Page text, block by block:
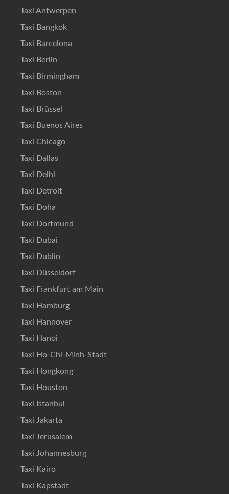
Taxi Antwerpen
Taxi Bangkok
Taxi Barcelona
Taxi Berlin
Taxi Birmingham
Taxi Boston
Taxi Brüssel
Taxi Buenos Aires
Taxi Chicago
Taxi Dallas
Taxi Delhi
Taxi Detroit
Taxi Doha
Taxi Dortmund
Taxi Dubai
Taxi Dublin
Taxi Düsseldorf
Taxi Frankfurt am Main
Taxi Hamburg
Taxi Hannover
Taxi Hanoi
Taxi Ho-Chi-Minh-Stadt
Taxi Hongkong
Taxi Houston
Taxi Istanbul
Taxi Jakarta
Taxi Jerusalem
Taxi Johannesburg
Taxi Kairo
Taxi Kapstadt